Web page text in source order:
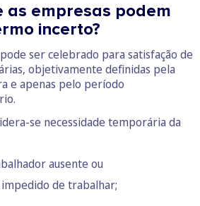
as empresas podem
incerto?
ser celebrado para satisfação de
objetivamente definidas pela
e apenas pelo período
se necessidade temporária da
ausente ou
de trabalhar;